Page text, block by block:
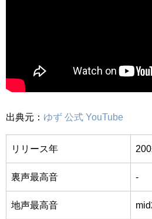
出典元： ゆず 公式 YouTube
リリース年
裏声最高音 -
地声最高音